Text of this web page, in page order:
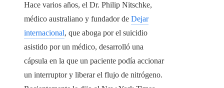
Hace varios años, el Dr. Philip Nitschke,
médico australiano y fundador de Dejar
internacional, que aboga por el suicidio
asistido por un médico, desarrolló una
cápsula en la que un paciente podía accionar
un interruptor y liberar el flujo de nitrógeno.